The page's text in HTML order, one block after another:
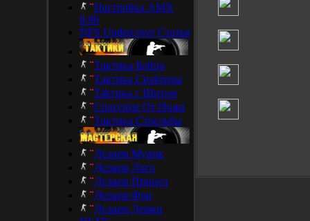
Настройка AMX
0.99
NFS Undercover Статья
Тактика Бойца
Тактика Снайпера
Takтика с Щитом
Спасение От Ножа
Тактика Стрельбы
Делаем Мувик
Делаем Лого
Делаем Прицел
Делаем Фон
Делаем Демки